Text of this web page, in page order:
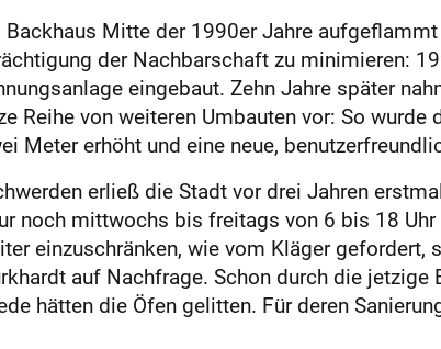
Mitte der 1990er Jahre
der Nachbarschaft zu minimieren:
eingebaut. Zehn Jahre später
Reihe von weiteren Umbauten vor: So
Meter erhöht und eine neue,
erließ die Stadt vor drei Jahren
noch mittwochs bis freitags von 6 bis 18
einzuschränken, wie vom Kläger
auf Nachfrage. Schon durch die jetzige
hätten die Öfen gelitten. Für deren